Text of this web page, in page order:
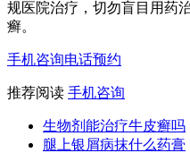
规医院治疗，切勿盲目用药
癣。
手机咨询电话预约
推荐阅读 手机咨询
生物剂能治疗牛皮癣吗
腿上银屑病抹什么药膏